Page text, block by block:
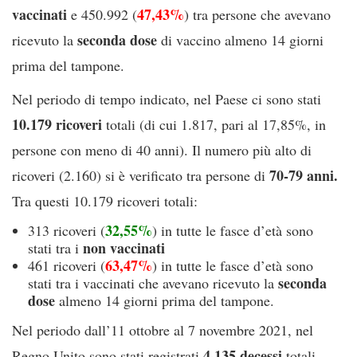
vaccinati e 450.992 (47,43%) tra persone che avevano
ricevuto la seconda dose di vaccino almeno 14 giorni
prima del tampone.
Nel periodo di tempo indicato, nel Paese ci sono stati
10.179 ricoveri totali (di cui 1.817, pari al 17,85%, in
persone con meno di 40 anni). Il numero più alto di
ricoveri (2.160) si è verificato tra persone di 70-79 anni.
Tra questi 10.179 ricoveri totali:
313 ricoveri (32,55%) in tutte le fasce d’età sono
stati tra i non vaccinati
461 ricoveri (63,47%) in tutte le fasce d’età sono
stati tra i vaccinati che avevano ricevuto la seconda
dose almeno 14 giorni prima del tampone.
Nel periodo dall’11 ottobre al 7 novembre 2021, nel